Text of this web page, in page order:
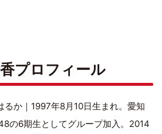
プロフィール
るか｜1997年8月10日生まれ。愛知
の6期生としてグループ加入。2014